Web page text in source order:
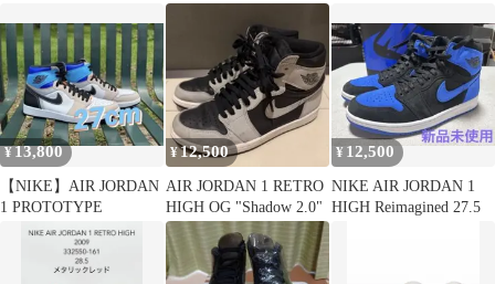
ュートラルグレー
¥13,800
【NIKE】AIR JORDAN
1 PROTOTYPE
¥12,500
AIR JORDAN 1 RETRO
HIGH OG "Shadow 2.0"
¥ 12,500
NIKE AIR JORDAN 1
HIGH Reimagined 27.5